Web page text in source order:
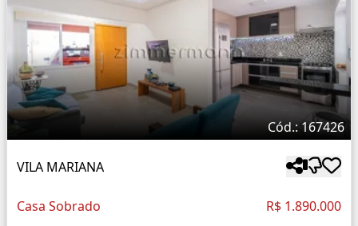
Cód.: 167426
VILA MARIANA
Casa Sobrado R$ 1.890.000